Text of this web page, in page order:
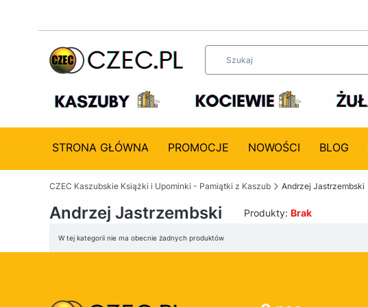
STRONA GŁÓWNA PROMOCJE NOWOŚCI BLOG
CZEC Kaszubskie Książki i Upominki - Pamiątki z Kaszub Andrzej Jastrzembski
Andrzej Jastrzembski Produkty: Brak
Lista produktów
W tej kategorii nie ma obecnie żadnych produktów